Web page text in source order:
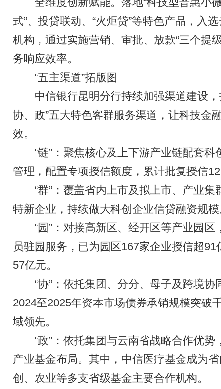
式”、投贷联动、“火炬贷”等特色产品，入
机构，通过实施营销、审批、放款“三个提
务响应效率。
“五主渠道”拓版图
中信银行昆明分行持续加强渠道建设，
协、政”五大特色客群服务渠道，让科技金
效。
“链”：聚焦核心及上下游产业链配套科
管理，配置专项授信额度，累计批复授信
“群”：覆盖省内上市及拟上市、产业集
特新企业，持续做大科创企业信贷融资规
“园”：对接高新区、经开区等产业园区
员驻园服务，已为园区167家企业授信超
57亿元。
“协”：依托集团、分分、母子及跨境协
2024至2025年资本市场债券承销规模突破
域领先。
“政”：依托集团与云南省战略合作优势
产业基金布局。其中，中信医疗基金成为
创、农业等多支省级基金主要合作机构。